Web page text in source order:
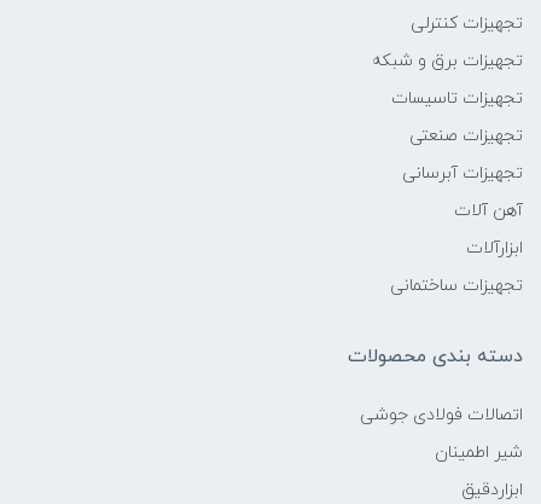
تجهیزات کنترلی
تجهیزات برق و شبکه
تجهیزات تاسیسات
تجهیزات صنعتی
تجهیزات آبرسانی
آهن آلات
ابزارآلات
تجهیزات ساختمانی
دسته بندی محصولات
اتصالات فولادی جوشی
شیر اطمینان
ابزاردقیق